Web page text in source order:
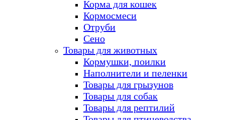
Корма для кошек
Кормосмеси
Отруби
Сено
Товары для животных
Кормушки, поилки
Наполнители и пеленки
Товары для грызунов
Товары для собак
Товары для рептилий